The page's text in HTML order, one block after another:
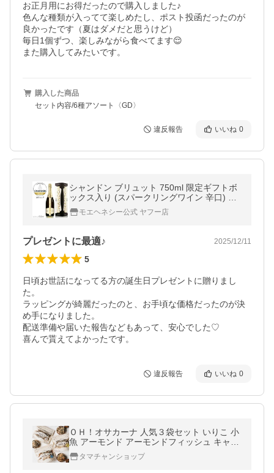
お正月用にお得だったので購入しました♪
色んな種類が入ってて楽しめたし、ポスト投函だったのが
良かったです（夏はダメだと思うけど）
毎日1個ずつ、楽しみながら食べてます😌
また購入してみたいです。
購入した商品
セット内容/6種アソート〈GD〉
違反報告 いいね 0
シャンドン ブリュット 750ml 限定ギフトボ
ックス入り (スパークリングワイン 辛口) ／
CHANDON BRUT with GIFT BOX
モエヘネシー公式 ヤフー店
プレゼントに最適♪ 2025/12/11
5
日頃お世話になってる方の誕生日プレゼントに贈りまし
た。
ラッピングが綺麗だったのと、お手頃な価格だったのが決
め手になりました。
配送準備や届いた報告などもあって、安心でした♡
喜んで貰えてよかったです。
違反報告 いいね 0
ＯＨ！オサカーナ 人気３袋セット いりこ 小
魚 アーモンド アーモンドフィッシュ キャン
プ飯 片口 イワシ ポイント消化 おやつ おつ
まみ 送料無料
タマチャンショップ